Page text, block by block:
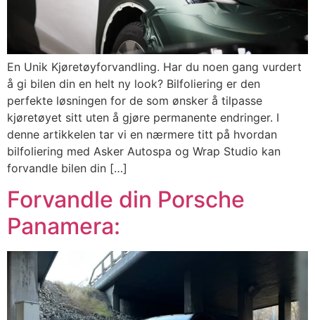
En Unik Kjøretøyforvandling. Har du noen gang vurdert
å gi bilen din en helt ny look? Bilfoliering er den
perfekte løsningen for de som ønsker å tilpasse
kjøretøyet sitt uten å gjøre permanente endringer. I
denne artikkelen tar vi en nærmere titt på hvordan
bilfoliering med Asker Autospa og Wrap Studio kan
forvandle bilen din […]
Forvandle din Porsche
Panamera: